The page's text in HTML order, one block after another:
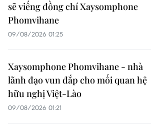
sẽ viếng đồng chí Xaysomphone
Phomvihane
09/08/2026 01:25
Xaysomphone Phomvihane - nhà
lãnh đạo vun đắp cho mối quan hệ
hữu nghị Việt-Lào
09/08/2026 01:21